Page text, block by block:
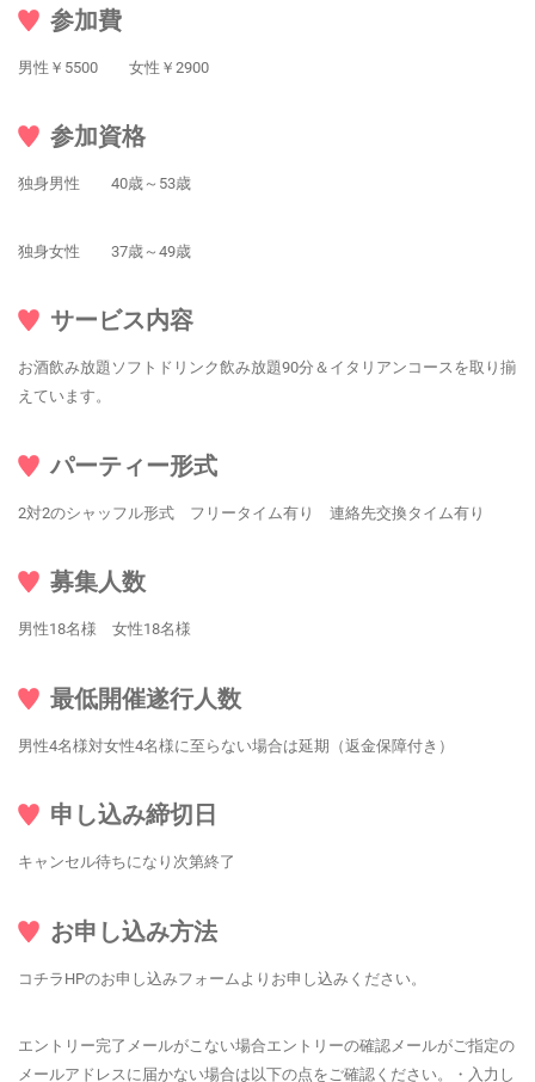
参加費
男性￥5500 女性￥2900
参加資格
独身男性 40歳～53歳
独身女性 37歳～49歳
サービス内容
お酒飲み放題ソフトドリンク飲み放題90分＆イタリアンコースを取り揃
えています。
パーティー形式
2対2のシャッフル形式 フリータイム有り 連絡先交換タイム有り
募集人数
男性18名様 女性18名様
最低開催遂行人数
男性4名様対女性4名様に至らない場合は延期（返金保障付き）
申し込み締切日
キャンセル待ちになり次第終了
お申し込み方法
コチラHPのお申し込みフォームよりお申し込みください。
エントリー完了メールがこない場合エントリーの確認メールがご指定の
メールアドレスに届かない場合は以下の点をご確認ください。・入力し